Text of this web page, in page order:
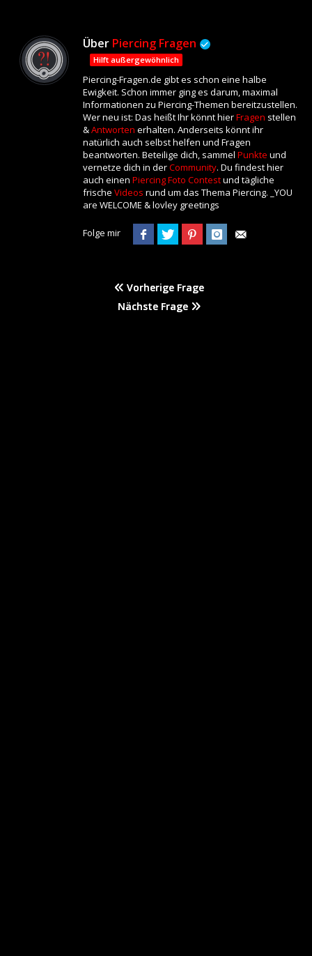
Über Piercing Fragen
Hilft außergewöhnlich
Piercing-Fragen.de gibt es schon eine halbe
Ewigkeit. Schon immer ging es darum, maximal
Informationen zu Piercing-Themen bereitzustellen.
Wer neu ist: Das heißt Ihr könnt hierFragen stellen
&Antworten erhalten. Anderseits könnt ihr
natürlich auch selbst helfen und Fragen
beantworten. Beteilige dich, sammel Punkte und
vernetze dich in derCommunity. Du findest hier
auch einen Piercing Foto Contestund tägliche
frische Videos rund um das Thema Piercing. _YOU
are WELCOME & lovley greetings
Folge mir
Vorherige Frage
Nächste Frage